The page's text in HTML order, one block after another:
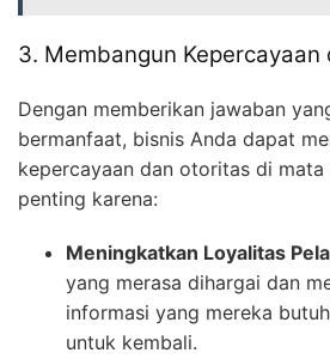
3. Membangun Kepercayaan
Dengan memberikan jawaban
bermanfaat, bisnis Anda dapat
kepercayaan dan otoritas di mata
penting karena:
Meningkatkan Loyalitas
yang merasa dihargai dan
informasi yang mereka
untuk kembali.